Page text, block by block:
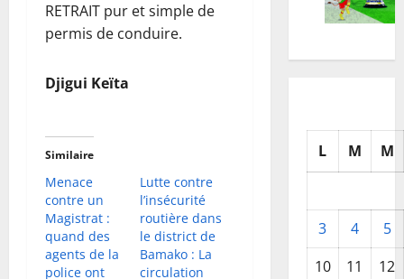
RETRAIT pur et simple de
permis de conduire.
Djigui Keïta
Similaire
Menace
contre un
Magistrat :
quand des
agents de la
police ont
Lutte contre
l’insécurité
routière dans
le district de
Bamako : La
circulation
L M M
3 4
5
10
11
12